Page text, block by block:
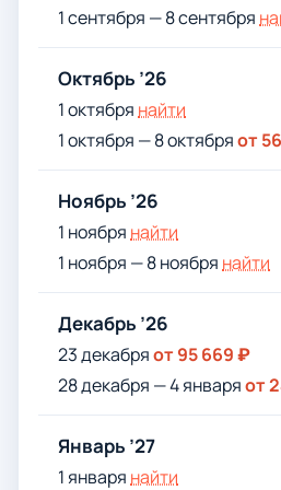
1 сентября — 8 сентября
Октябрь ’26
1 октября найти
1 октября — 8 октябряот
Ноябрь ’26
1 ноября найти
1 ноября — 8 ноября найти
Декабрь ’26
23 декабряот 95 669 ₽
28 декабря — 4 январяот
Январь ’27
1 января найти